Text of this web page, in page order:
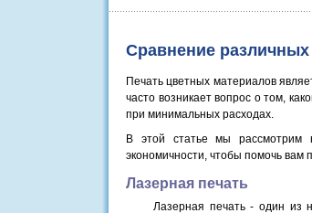
Сравнение
Печать цветных материалов
часто возникает вопрос о том,
при минимальных расходах.
В этой статье мы рассмотрим
экономичности, чтобы помочь
Лазерная печать
Лазерная печать - один из